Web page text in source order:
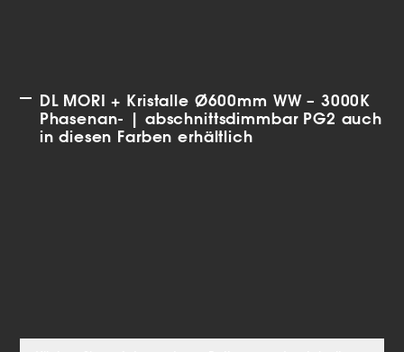
DL MORI + Kristalle Ø600mm WW – 3000K
Phasenan- | abschnittsdimmbar PG2 auch
in diesen Farben erhältlich